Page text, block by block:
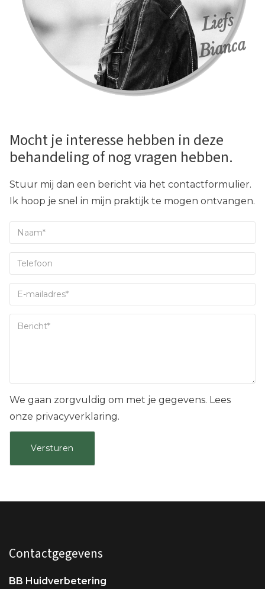
Mocht je interesse hebben in deze
behandeling of nog vragen hebben.
Stuur mij dan een bericht via het contactformulier.
Ik hoop je snel in mijn praktijk te mogen ontvangen.
We gaan zorgvuldig om met je gegevens. Lees
onze privacyverklaring.
Contactgegevens
BB Huidverbetering